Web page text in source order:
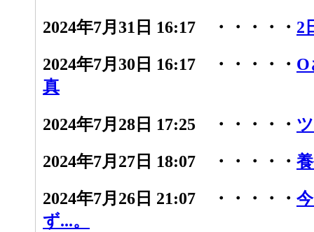
2024年7月31日 16:17 ・・・・・ 2
2024年7月30日 16:17 ・・・・・ O
真
2024年7月28日 17:25 ・・・・・
2024年7月27日 18:07 ・・・・・
2024年7月26日 21:07 ・・・・・
ず...。